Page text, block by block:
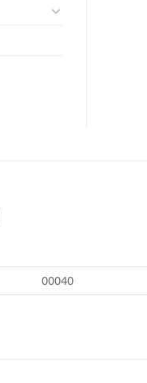
00040